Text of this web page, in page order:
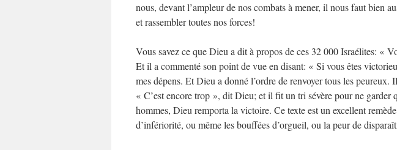
nous, devant l’ampleur de nos combats à mener, il nous faut bien
et rassembler toutes nos forces!
Vous savez ce que Dieu a dit à propos de ces 32 000 Israélites: «
Et il a commenté son point de vue en disant: « Si vous êtes
mes dépens. Et Dieu a donné l’ordre de renvoyer tous les peureux.
« C’est encore trop », dit Dieu; et il fit un tri sévère pour ne garder
hommes, Dieu remporta la victoire. Ce texte est un excellent
d’infériorité, ou même les bouffées d’orgueil, ou la peur de